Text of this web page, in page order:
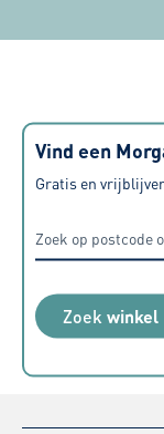
Vind een
Gratis en
Zoek winkel